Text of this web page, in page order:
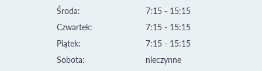
Środa:
Czwartek:
Piątek:
Sobota:
7:15 - 15:15
7:15 - 15:15
7:15 - 15:15
nieczynne